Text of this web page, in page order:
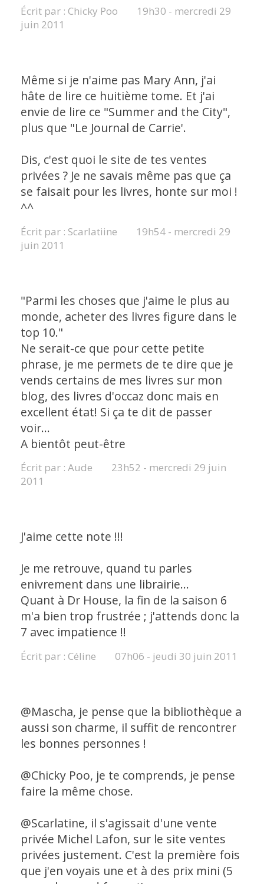
Écrit par : Chicky Poo 19h30 - mercredi 29
juin 2011
Même si je n'aime pas Mary Ann, j'ai
hâte de lire ce huitième tome. Et j'ai
envie de lire ce "Summer and the City",
plus que "Le Journal de Carrie'.
Dis, c'est quoi le site de tes ventes
privées ? Je ne savais même pas que ça
se faisait pour les livres, honte sur moi !
^^
Écrit par : Scarlatiine 19h54 - mercredi 29
juin 2011
"Parmi les choses que j'aime le plus au
monde, acheter des livres figure dans le
top 10."
Ne serait-ce que pour cette petite
phrase, je me permets de te dire que je
vends certains de mes livres sur mon
blog, des livres d'occaz donc mais en
excellent état! Si ça te dit de passer
voir...
A bientôt peut-être
Écrit par : Aude 23h52 - mercredi 29 juin
2011
J'aime cette note !!!
Je me retrouve, quand tu parles
enivrement dans une librairie...
Quant à Dr House, la fin de la saison 6
m'a bien trop frustrée ; j'attends donc la
7 avec impatience !!
Écrit par : Céline 07h06 - jeudi 30 juin 2011
@Mascha, je pense que la bibliothèque a
aussi son charme, il suffit de rencontrer
les bonnes personnes !
@Chicky Poo, je te comprends, je pense
faire la même chose.
@Scarlatine, il s'agissait d'une vente
privée Michel Lafon, sur le site ventes
privées justement. C'est la première fois
que j'en voyais une et à des prix mini (5